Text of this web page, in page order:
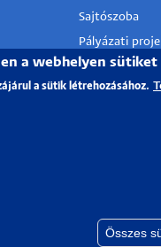
Sajtószoba
Pályázati
HRS4R
a webhelyen sütiket
a sütik létrehozásához.
Összes